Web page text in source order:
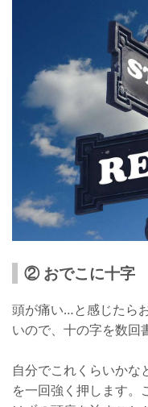
② おでこに十字
頭が痛い…と感じたら
いので、十の字を数回
自分でこれくらいかな
を一回強く押します。